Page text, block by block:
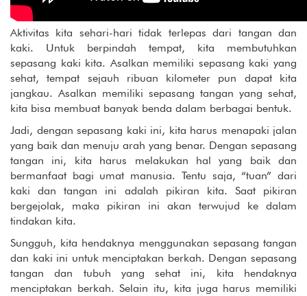
Aktivitas kita sehari-hari tidak terlepas dari tangan dan
kaki. Untuk berpindah tempat, kita membutuhkan
sepasang kaki kita. Asalkan memiliki sepasang kaki yang
sehat, tempat sejauh ribuan kilometer pun dapat kita
jangkau. Asalkan memiliki sepasang tangan yang sehat,
kita bisa membuat banyak benda dalam berbagai bentuk.
Jadi, dengan sepasang kaki ini, kita harus menapaki jalan
yang baik dan menuju arah yang benar. Dengan sepasang
tangan ini, kita harus melakukan hal yang baik dan
bermanfaat bagi umat manusia. Tentu saja, “tuan” dari
kaki dan tangan ini adalah pikiran kita. Saat pikiran
bergejolak, maka pikiran ini akan terwujud ke dalam
tindakan kita.
Sungguh, kita hendaknya menggunakan sepasang tangan
dan kaki ini untuk menciptakan berkah. Dengan sepasang
tangan dan tubuh yang sehat ini, kita hendaknya
menciptakan berkah. Selain itu, kita juga harus memiliki